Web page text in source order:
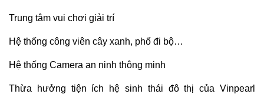
Trung tâm vui chơi giải trí
Hệ thống công viên cây xanh, phố đi bộ…
Hệ thống Camera an ninh thông minh
Thừa hưởng tiện ích hệ sinh thái đô thị của Vinpearl